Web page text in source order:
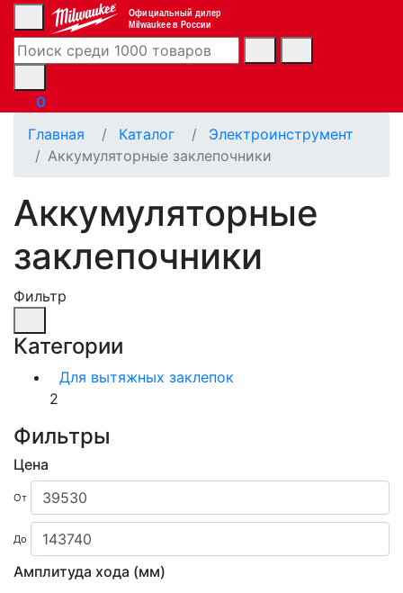
Официальный дилер
Milwaukee в России
0
Главная
Каталог
Электроинструмент
Аккумуляторные заклепочники
Аккумуляторные
заклепочники
Фильтр
Категории
Для вытяжных заклепок
2
Фильтры
Цена
От
До
Амплитуда хода (мм)